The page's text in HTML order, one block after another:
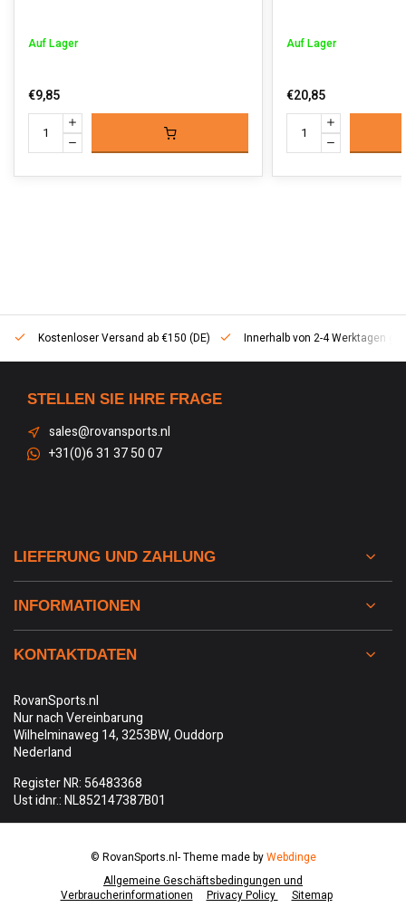
Auf Lager
€9,85
Auf Lager
€20,85
Kostenloser Versand ab €150 (DE) Innerhalb von 2-4 Werktagen
STELLEN SIE IHRE FRAGE
sales@rovansports.nl
+31(0)6 31 37 50 07
LIEFERUNG UND ZAHLUNG
INFORMATIONEN
KONTAKTDATEN
RovanSports.nl
Nur nach Vereinbarung
Wilhelminaweg 14, 3253BW, Ouddorp
Nederland
Register NR: 56483368
Ust idnr.: NL852147387B01
Allgemeine Geschäftsbedingungen und
Verbraucherinformationen
Privacy Policy Sitemap
© RovanSports.nl- Theme made byWebdinge